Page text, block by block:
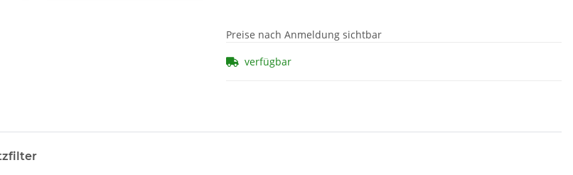
Preise nach Anmeldung sichtbar
verfügbar